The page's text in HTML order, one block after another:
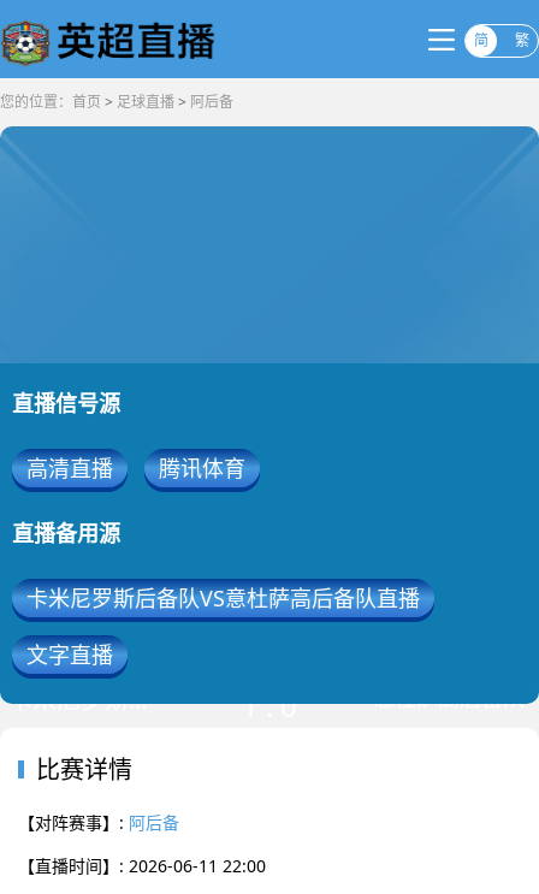
简 繁
您的位置： 首页 > 足球直播> 阿后备
卡米尼罗斯后备队
2026-06-11 22:00 阿后备
1:0 意杜萨高后备队
直播信号源
高清直播 腾讯体育
直播备用源
卡米尼罗斯后备队VS意杜萨高后备队直播
文字直播
比赛详情
【对阵赛事】: 阿后备
【直播时间】: 2026-06-11 22:00